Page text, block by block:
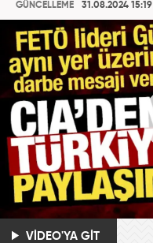
GÜNCELLEME
31.08.2024 15:19
VİDEO'YA GİT